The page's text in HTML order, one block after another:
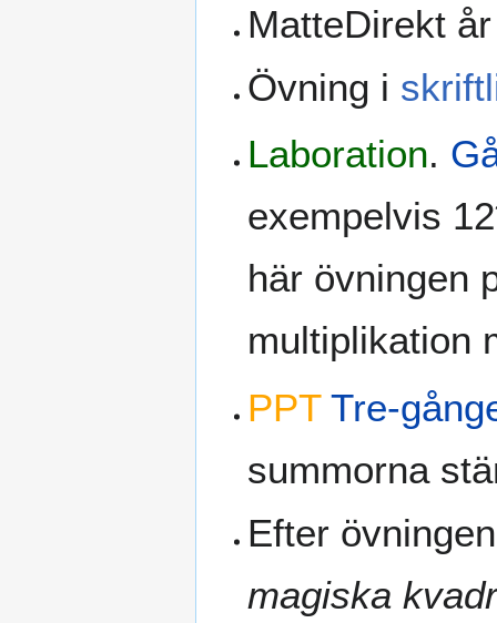
MatteDirekt
Övning i
Laboration.
exempelvis
här övningen
multiplikation
PPT Tre-
summorna
Efter
magiska